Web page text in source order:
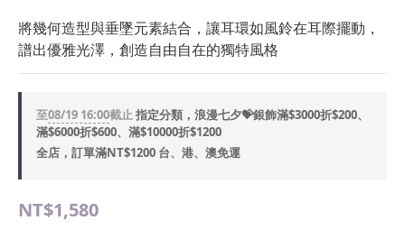
將幾何造型與垂墜元素結合，讓耳環如風鈴在耳際擺動，
譜出優雅光澤，創造自由自在的獨特風格
至08/19 16:00截止指定分類，浪漫七夕💝銀飾滿$3000折$200、
滿$6000折$600、滿$10000折$1200
全店，訂單滿NT$1200 台、港、澳免運
NT$1,580